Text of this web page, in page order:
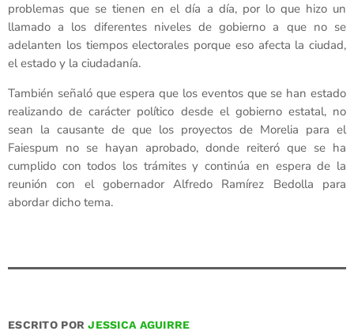
problemas que se tienen en el día a día, por lo que hizo un
llamado a los diferentes niveles de gobierno a que no se
adelanten los tiempos electorales porque eso afecta la ciudad,
el estado y la ciudadanía.
También señaló que espera que los eventos que se han estado
realizando de carácter político desde el gobierno estatal, no
sean la causante de que los proyectos de Morelia para el
Faiespum no se hayan aprobado, donde reiteró que se ha
cumplido con todos los trámites y continúa en espera de la
reunión con el gobernador Alfredo Ramírez Bedolla para
abordar dicho tema.
ESCRITO PORJESSICA AGUIRRE